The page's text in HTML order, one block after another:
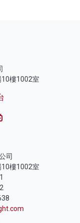
樓1002室
司
樓1002室